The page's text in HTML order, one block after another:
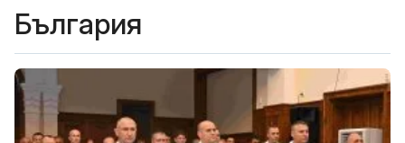
България